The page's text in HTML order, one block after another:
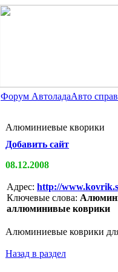
Форум АвтоладаАвто
Алюминиевые кворики
Добавить сайт
08.12.2008
Адрес: http://
Ключевые слова:
аллюминивые коврики
Алюминиевые коврики
Назад в раздел